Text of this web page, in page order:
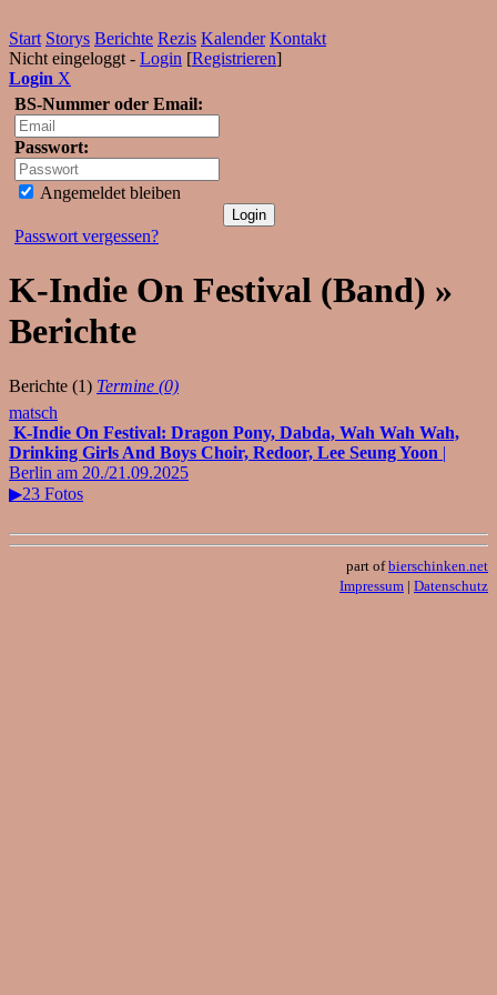
Start Storys Berichte Rezis Kalender Kontakt
Nicht eingeloggt - Login [Registrieren]
Login X
BS-Nummer oder Email:
Passwort:
Angemeldet bleiben
Passwort vergessen?
K-Indie On Festival (Band) »
Berichte
Berichte (1) Termine (0)
matsch
K-Indie On Festival: Dragon Pony, Dabda, Wah Wah Wah,
Drinking Girls And Boys Choir, Redoor, Lee Seung Yoon |
Berlin am 20./21.09.2025
▶23 Fotos
part ofbierschinken.net
Impressum | Datenschutz